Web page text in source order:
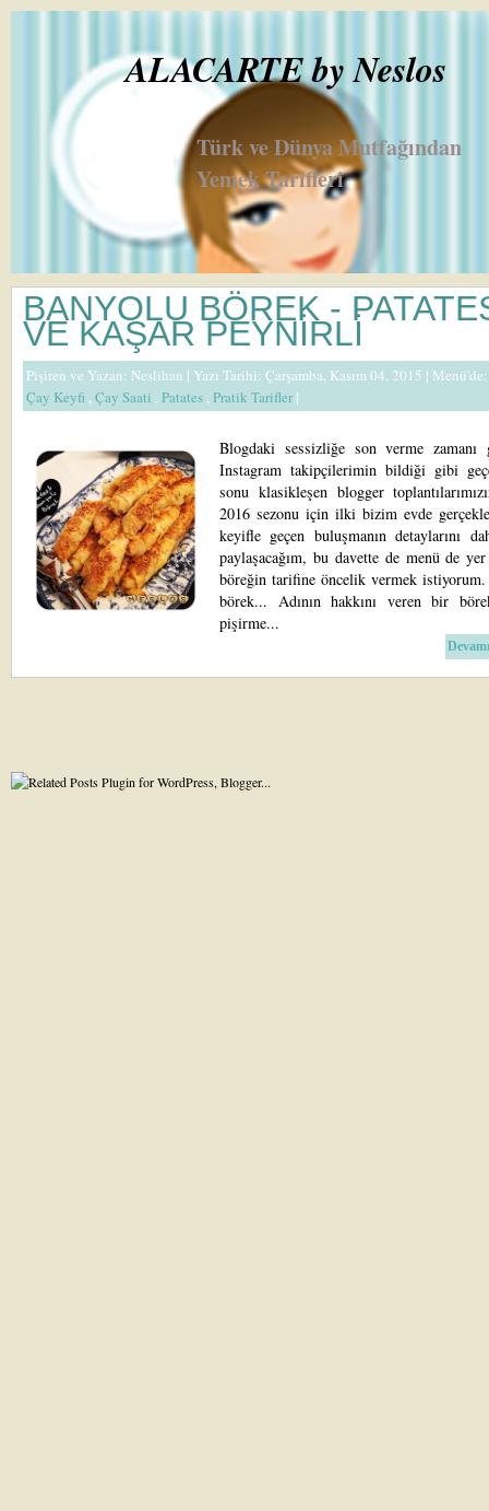
ALACARTE by Neslos
Türk ve Dünya Mutfağından
Yemek Tarifleri
BANYOLU BÖREK -
VE KAŞAR PEYNİRLİ
Pişiren ve Yazan: Neslihan | Yazı Tarihi: Çarşamba, Kasım 04, 2015 |
Çay Keyfi ,Çay Saati ,Patates ,Pratik Tarifler|
Blogdaki sessizliğe son verme zamanı
Instagram takipçilerimin bildiği gibi
sonu klasikleşen blogger
2016 sezonu için ilki bizim evde
keyifle geçen buluşmanın detaylarını
paylaşacağım, bu davette de menü de
böreğin tarifine öncelik vermek istiyorum.
börek... Adının hakkını veren bir
pişirme...